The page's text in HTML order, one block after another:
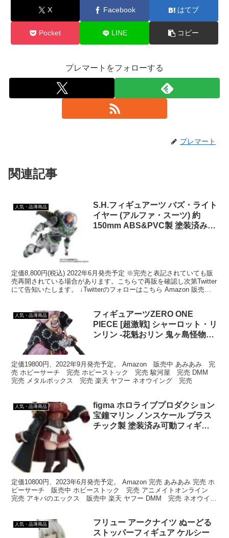
X Facebook はてブ
Pocket LINE コピー
プレマートをフォローする
プレマート
関連記事
人気・品薄商品
S.H.フィギュアーツ バズ・ライト
イヤー (アルファ・スーツ) 約
150mm ABS&PVC製 塗装済み可
定価8,800円(税込) 2022年6月発売予定 ※完売と表記されていても販
売再開されている場合があります。こちらで再販を確認し次第Twitter
にて告知いたします。 ↓Twitterのフォローはこちら Amazon 販売中
人気・品薄商品
フィギュアーツZERO ONE
PIECE [超激戦] シャーロット・リ
ンリン -花魁おリン 鬼ヶ島怪物決
定価19800円、2022年9月発売予定。 Amazon 販売中 あみあみ 完
売 ホビーサーチ 完売 ホビーストック 完売 駿河屋 完売 DMM
完売 メタルボックス 完売 楽天 ヤフー ネオウイング 完売
人気・品薄商品
figma ホロライブプロダクション
宝鐘マリン ノンスケール プラス
チック製 塗装済み可動フィギュ
定価10800円、2023年6月発売予定。 Amazon 完売 あみあみ 完売 ホ
ビーサーチ 販売中 ホビーストック 完売 アニメイトオンライン
完売 アキバのエックス 販売中 楽天 ヤフー DMM 完売 ネオウイン
人気・品薄商品
フリュー アークナイツ ぬーどる
ストッパーフィギュア ケルシー